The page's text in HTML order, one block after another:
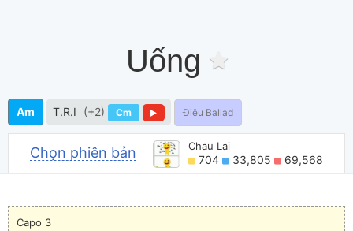
Uống
Am T.R.I (+2) Cm Điệu Ballad
Chọn phiên bản Chau Lai
704 33,805 69,568
Capo 3